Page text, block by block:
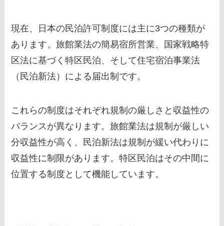
現在、日本の民泊許可制度には主に3つの種類が
あります。旅館業法の簡易宿所営業、国家戦略特
区法に基づく特区民泊、そして住宅宿泊事業法
（民泊新法）による届出制です。
これらの制度はそれぞれ規制の厳しさと収益性の
バランスが異なります。旅館業法は規制が厳しい
分収益性が高く、民泊新法は規制が緩い代わりに
収益性に制限があります。特区民泊はその中間に
位置する制度として機能しています。